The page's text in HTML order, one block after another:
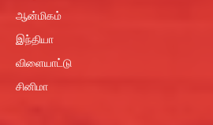
ஆன்மிகம்
இந்தியா
விளையாட்டு
சினிமா